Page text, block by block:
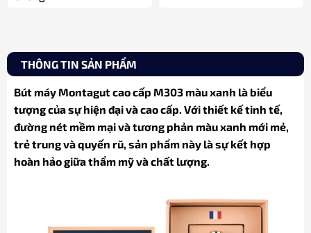
THÔNG TIN SẢN PHẨM
Bút máy Montagut cao cấp M303 màu xanh là biểu
tượng của sự hiện đại và cao cấp. Với thiết kế tinh tế,
đường nét mềm mại và tương phản màu xanh mới mẻ,
trẻ trung và quyến rũ, sản phẩm này là sự kết hợp
hoàn hảo giữa thẩm mỹ và chất lượng.